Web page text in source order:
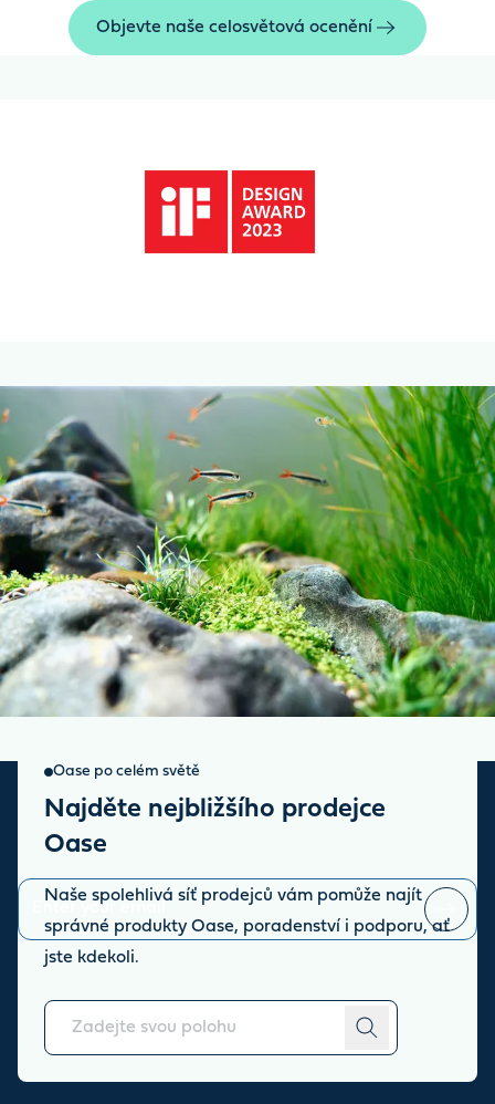
Objevte naše celosvětová ocenění
Oase po celém světě
Najděte nejbližšího prodejce
Oase
Naše spolehlivá síť prodejců vám pomůže najít
správné produkty Oase, poradenství i podporu, ať
jste kdekoli.
Sign up for our newsletter
You can unsubscribe
O nás